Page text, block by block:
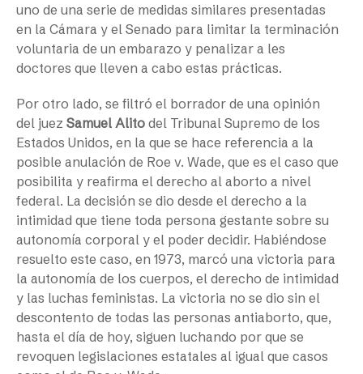
uno de una serie de medidas similares presentadas
en la Cámara y el Senado para limitar la terminación
voluntaria de un embarazo y penalizar a les
doctores que lleven a cabo estas prácticas.
Por otro lado, se filtró el borrador de una opinión
del juez Samuel Alito del Tribunal Supremo de los
Estados Unidos, en la que se hace referencia a la
posible anulación de Roe v. Wade, que es el caso que
posibilita y reafirma el derecho al aborto a nivel
federal. La decisión se dio desde el derecho a la
intimidad que tiene toda persona gestante sobre su
autonomía corporal y el poder decidir. Habiéndose
resuelto este caso, en 1973, marcó una victoria para
la autonomía de los cuerpos, el derecho de intimidad
y las luchas feministas. La victoria no se dio sin el
descontento de todas las personas antiaborto, que,
hasta el día de hoy, siguen luchando por que se
revoquen legislaciones estatales al igual que casos